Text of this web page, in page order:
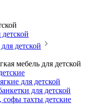
детской
мебель для детской
для детской
для детской
тахты детские